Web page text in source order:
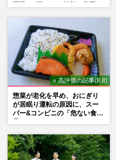
⭐ 高評価の記事(8.8)
惣菜が老化を早め、おにぎり
が居眠り運転の原因に、スー
パー&コンビニの「危ない食